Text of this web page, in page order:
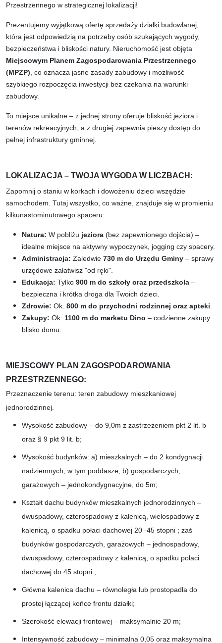
Przestrzennego w strategicznej lokalizacji!
Prezentujemy wyjątkową ofertę sprzedaży działki budowlanej,
która jest odpowiedzią na potrzeby osób szukających wygody,
bezpieczeństwa i bliskości natury. Nieruchomość jest objęta
Miejscowym Planem Zagospodarowania Przestrzennego
(MPZP) , co oznacza jasne zasady zabudowy i możliwość
szybkiego rozpoczęcia inwestycji bez czekania na warunki
zabudowy.
To miejsce unikalne – z jednej strony oferuje bliskość jeziora i
terenów rekreacyjnych, a z drugiej zapewnia pieszy dostęp do
pełnej infrastruktury gminnej.
LOKALIZACJA – TWOJA WYGODA W LICZBACH:
Zapomnij o staniu w korkach i dowożeniu dzieci wszędzie
samochodem. Tutaj wszystko, co ważne, znajduje się w promieniu
kilkunastominutowego spaceru:
Natura: W pobliżu jeziora (bez zapewnionego dojścia) –
idealne miejsce na aktywny wypoczynek, jogging czy spacery.
Administracja: Zaledwie 730 m do Urzędu Gminy – sprawy
urzędowe załatwisz "od ręki".
Edukacja: Tylko 900 m do szkoły oraz przedszkola –
bezpieczna i krótka droga dla Twoich dzieci.
Zdrowie: Ok. 800 m do przychodni rodzinnej oraz apteki
Zakupy: Ok. 1100 m do marketu Dino – codzienne zakupy
blisko domu.
MIEJSCOWY PLAN ZAGOSPODAROWANIA
PRZESTRZENNEGO:
Przeznaczenie terenu: teren zabudowy mieszkaniowej
jednorodzinnej.
Wysokość zabudowy – do 9,0m z zastrzeżeniem pkt 2 lit. b
oraz § 9 pkt 9 lit. b;
Wysokość budynków: a) mieszkalnych – do 2 kondygnacji
nadziemnych, w tym poddasze; b) gospodarczych,
garażowych – jednokondygnacyjne, do 5m;
Kształt dachu budynków mieszkalnych jednorodzinnych –
dwuspadowy, czterospadowy z kalenicą, wielospadowy z
kalenicą, o spadku połaci dachowej 20 -45 stopni ; zaś
budynków gospodarczych, garażowych – jednospadowy,
dwuspadowy, czterospadowy z kalenicą, o spadku połaci
dachowej do 45 stopni ;
Główna kalenica dachu – równoległa lub prostopadła do
prostej łączącej końce frontu działki;
Szerokość elewacji frontowej – maksymalnie 20 m;
Intensywność zabudowy – minimalna 0,05 oraz maksymalna